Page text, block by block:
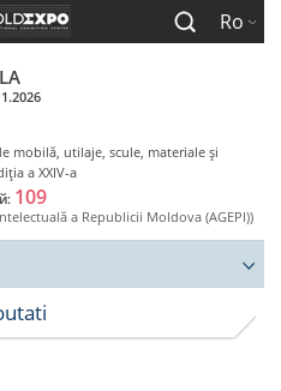
Ro
mobilă, utilaje, scule, materiale şi
a XXIV-a
109
a Republicii Moldova (AGEPI))